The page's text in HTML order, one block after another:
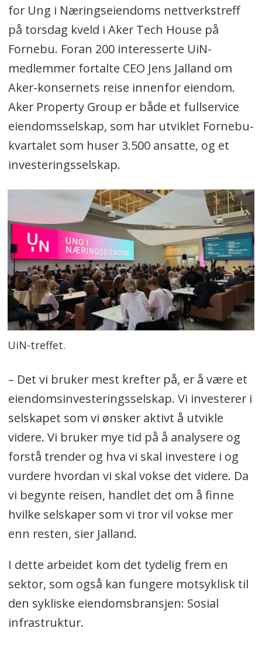
for Ung i Næringseiendoms nettverkstreff
på torsdag kveld i Aker Tech House på
Fornebu. Foran 200 interesserte UiN-
medlemmer fortalte CEO Jens Jalland om
Aker-konsernets reise innenfor eiendom.
Aker Property Group er både et fullservice
eiendomsselskap, som har utviklet Fornebu-
kvartalet som huser 3.500 ansatte, og et
investeringsselskap.
UiN-treffet.
– Det vi bruker mest krefter på, er å være et
eiendomsinvesteringsselskap. Vi investerer i
selskapet som vi ønsker aktivt å utvikle
videre. Vi bruker mye tid på å analysere og
forstå trender og hva vi skal investere i og
vurdere hvordan vi skal vokse det videre. Da
vi begynte reisen, handlet det om å finne
hvilke selskaper som vi tror vil vokse mer
enn resten, sier Jalland.
I dette arbeidet kom det tydelig frem en
sektor, som også kan fungere motsyklisk til
den sykliske eiendomsbransjen: Sosial
infrastruktur.